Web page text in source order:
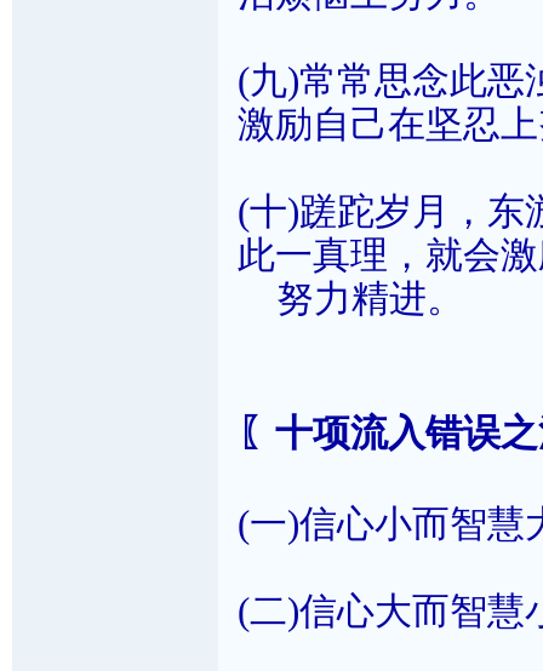
(九)常常思念此恶
激励自己在坚忍
(十)蹉跎岁月，东
此一真理，就会
努力精进。
〖十项流入错误
(一)信心小而智慧
(二)信心大而智慧